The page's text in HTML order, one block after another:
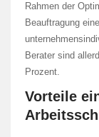
Rahmen der
Beauftragung
Berater sind
Prozent.
Vorteile